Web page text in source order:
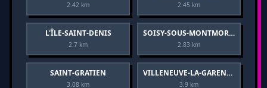
2.42 km 2.45 km
L'ÎLE-SAINT-DENIS
2.7 km
SOISY-SOUS-MONTMORENCY
2.83 km
SAINT-GRATIEN
3.08 km
VILLENEUVE-LA-GARENNE
3.9 km